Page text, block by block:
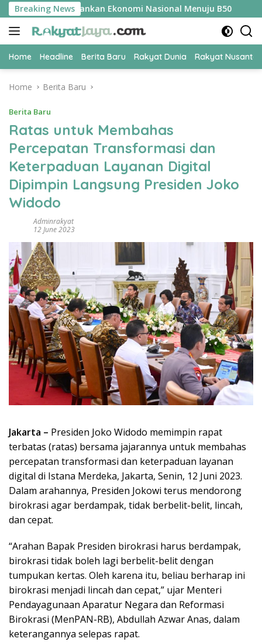
Skip
to
content
Breaking News
Kunci Amankan Ekonomi Nasional Menuju B50
Home Headline Berita Baru Rakyat Dunia Rakyat
Home Berita Baru
Berita Baru
Ratas untuk Membahas
Percepatan Transformasi dan
Keterpaduan Layanan Digital
Dipimpin Langsung Presiden Joko
Widodo
Adminrakyat
12 June 2023
Jakarta – Presiden Joko Widodo memimpin rapat
terbatas (ratas) bersama jajarannya untuk membahas
percepatan transformasi dan keterpaduan layanan
digital di Istana Merdeka, Jakarta, Senin, 12 Juni 2023.
Dalam arahannya, Presiden Jokowi terus mendorong
birokrasi agar berdampak, tidak berbelit-belit, lincah,
dan cepat.
“Arahan Bapak Presiden birokrasi harus berdampak,
birokrasi tidak boleh lagi berbelit-belit dengan
tumpukan kertas. Oleh karena itu, beliau berharap ini
birokrasi menjadi lincah dan cepat,” ujar Menteri
Pendayagunaan Aparatur Negara dan Reformasi
Birokrasi (MenPAN-RB), Abdullah Azwar Anas, dalam
keterangannya selepas rapat.